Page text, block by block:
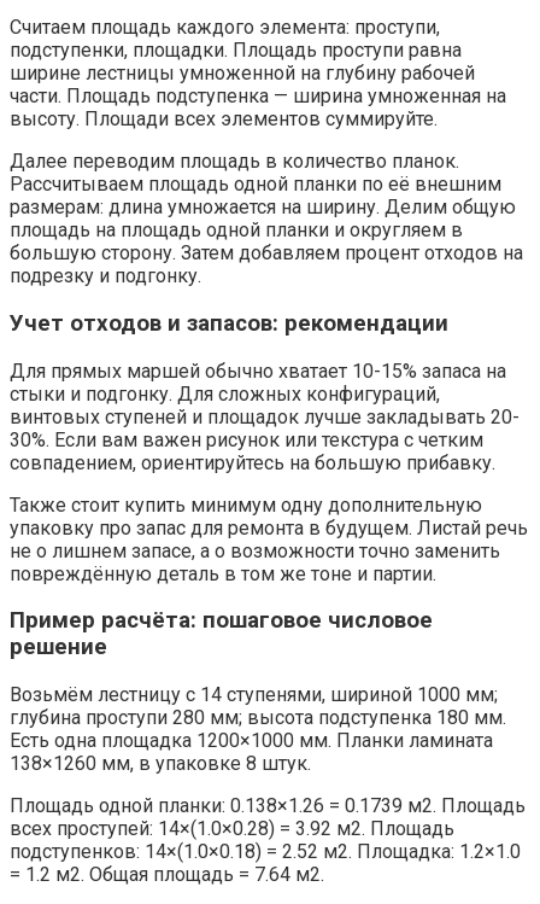
Считаем площадь каждого элемента: проступи,
подступенки, площадки. Площадь проступи равна
ширине лестницы умноженной на глубину рабочей
части. Площадь подступенка — ширина умноженная на
высоту. Площади всех элементов суммируйте.
Далее переводим площадь в количество планок.
Рассчитываем площадь одной планки по её внешним
размерам: длина умножается на ширину. Делим общую
площадь на площадь одной планки и округляем в
большую сторону. Затем добавляем процент отходов на
подрезку и подгонку.
Учет отходов и запасов: рекомендации
Для прямых маршей обычно хватает 10-15% запаса на
стыки и подгонку. Для сложных конфигураций,
винтовых ступеней и площадок лучше закладывать 20-
30%. Если вам важен рисунок или текстура с четким
совпадением, ориентируйтесь на большую прибавку.
Также стоит купить минимум одну дополнительную
упаковку про запас для ремонта в будущем. Листай речь
не о лишнем запасе, а о возможности точно заменить
повреждённую деталь в том же тоне и партии.
Пример расчёта: пошаговое числовое
решение
Возьмём лестницу с 14 ступенями, шириной 1000 мм;
глубина проступи 280 мм; высота подступенка 180 мм.
Есть одна площадка 1200×1000 мм. Планки ламината
138×1260 мм, в упаковке 8 штук.
Площадь одной планки: 0.138×1.26 = 0.1739 м2. Площадь
всех проступей: 14×(1.0×0.28) = 3.92 м2. Площадь
подступенков: 14×(1.0×0.18) = 2.52 м2. Площадка: 1.2×1.0
= 1.2 м2. Общая площадь = 7.64 м2.